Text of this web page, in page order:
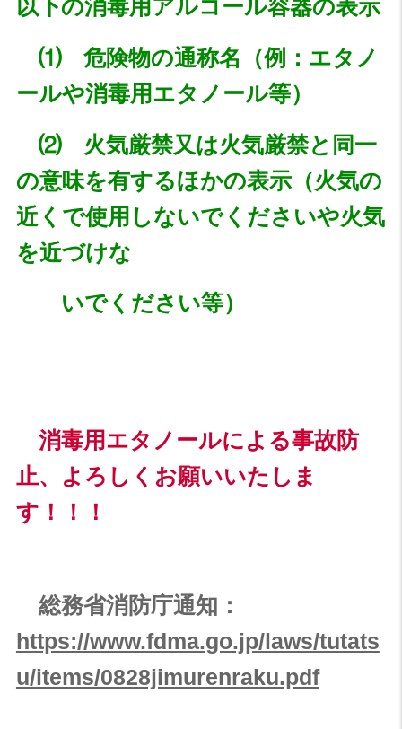
以下の消毒用アルコール容器の表示
⑴ 危険物の通称名（例：エタノ
ールや消毒用エタノール等）
⑵ 火気厳禁又は火気厳禁と同一
の意味を有するほかの表示（火気の
近くで使用しないでくださいや火気
を近づけな
いでください等）
消毒用エタノールによる事故防
止、よろしくお願いいたしま
す！！！
総務省消防庁通知：
https://www.fdma.go.jp/laws/tutats
u/items/0828jimurenraku.pdf